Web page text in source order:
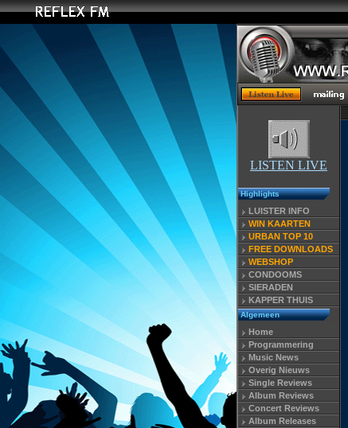
LISTEN LIVE
Highlights
LUISTER INFO
WIN KAARTEN
URBAN TOP 10
FREE DOWNLOADS
WEBSHOP
CONDOOMS
SIERADEN
KAPPER THUIS
Algemeen
Home
Programmering
Music News
Overig Nieuws
Single Reviews
Album Reviews
Concert Reviews
Album Releases